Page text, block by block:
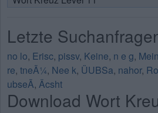
Letzte
no lo, Erisc, pissv, Keine, n e g,
re, tneÃ¼, Nee k, ÜUBSa, nahor,
ubseÃ, Äcsht
Download Wort